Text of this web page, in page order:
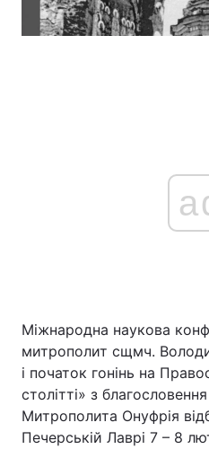
Міжнародна наукова
митрополит сщмч.
і початок гонінь на
столітті» з
Митрополита Онуфрія
Печерській Лаврі 7 – 8